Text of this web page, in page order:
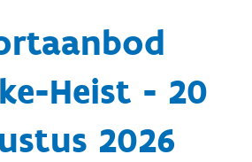
Heist - 20
2026